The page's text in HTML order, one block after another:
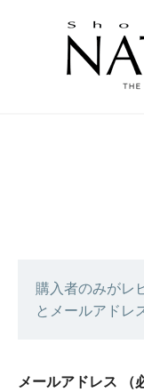
購入者のみがレ
とメールアドレ
メールアドレス （